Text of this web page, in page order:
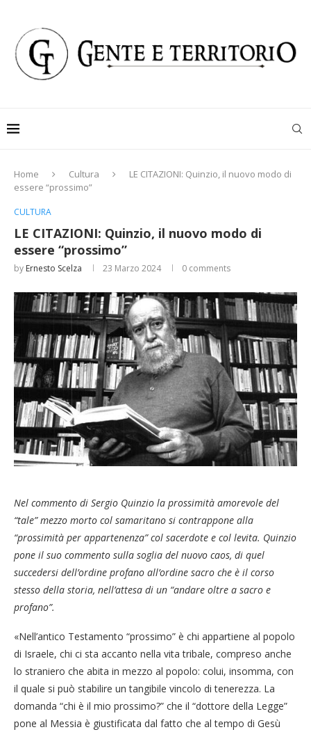
Home Cultura
LE CITAZIONI: Quinzio, il nuovo modo di
essere “prossimo”
CULTURA
LE CITAZIONI: Quinzio, il nuovo modo di
essere “prossimo”
by Ernesto Scelza 23 Marzo 2024 0 comments
Nel commento di Sergio Quinzio la prossimità amorevole del
“tale” mezzo morto col samaritano si contrappone alla
“prossimità per appartenenza” col sacerdote e col levita. Quinzio
pone il suo commento sulla soglia del nuovo caos, di quel
succedersi dell’ordine profano all’ordine sacro che è il corso
stesso della storia, nell’attesa di un “andare oltre a sacro e
profano”.
«Nell’antico Testamento “prossimo” è chi appartiene al popolo
di Israele, chi ci sta accanto nella vita tribale, compreso anche
lo straniero che abita in mezzo al popolo: colui, insomma, con
il quale si può stabilire un tangibile vincolo di tenerezza. La
domanda “chi è il mio prossimo?” che il “dottore della Legge”
pone al Messia è giustificata dal fatto che al tempo di Gesù